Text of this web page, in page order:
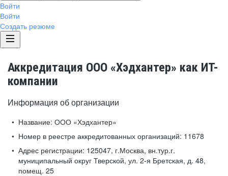
Войти
Войти
Создать резюме
Аккредитация ООО «Хэдхантер» как ИТ-
компании
Информация об организации
Название: ООО «Хэдхантер»
Номер в реестре аккредитованных организаций: 11678
Адрес регистрации: 125047, г.Москва, вн.тур.г.
муниципальный округ Тверской, ул. 2-я Бретская, д. 48,
помещ. 25